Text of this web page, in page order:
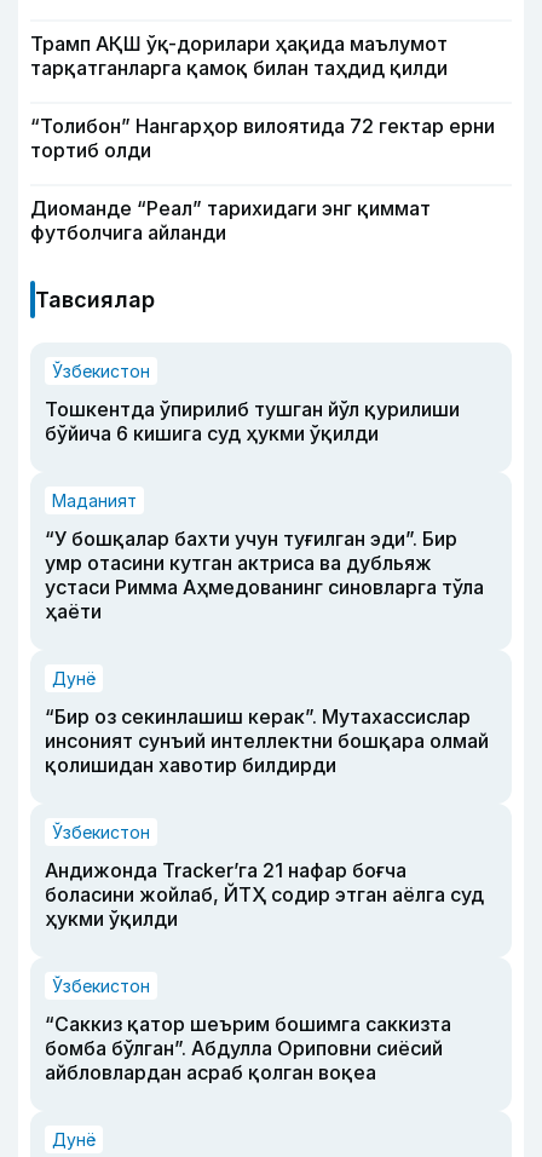
Трамп АҚШ ўқ-дорилари ҳақида маълумот
тарқатганларга қамоқ билан таҳдид қилди
“Толибон” Нангарҳор вилоятида 72 гектар ерни
тортиб олди
Диоманде “Реал” тарихидаги энг қиммат
футболчига айланди
Тавсиялар
Ўзбекистон
Тошкентда ўпирилиб тушган йўл қурилиши
бўйича 6 кишига суд ҳукми ўқилди
Маданият
“У бошқалар бахти учун туғилган эди”. Бир
умр отасини кутган актриса ва дубльяж
устаси Римма Аҳмедованинг синовларга тўла
ҳаёти
Дунё
“Бир оз секинлашиш керак”. Мутахассислар
инсоният сунъий интеллектни бошқара олмай
қолишидан хавотир билдирди
Ўзбекистон
Андижонда Tracker’га 21 нафар боғча
боласини жойлаб, ЙТҲ содир этган аёлга суд
ҳукми ўқилди
Ўзбекистон
“Саккиз қатор шеърим бошимга саккизта
бомба бўлган”. Абдулла Ориповни сиёсий
айбловлардан асраб қолган воқеа
Дунё